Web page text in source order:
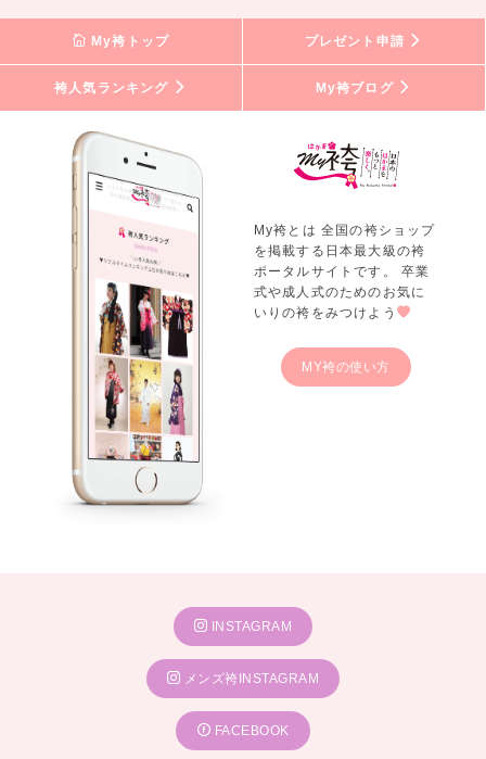
My袴トップ プレゼント申請
袴人気ランキング My袴ブログ
My袴とは 全国の袴ショップ
を掲載する日本最大級の袴
ポータルサイトです。 卒業
式や成人式のためのお気に
いりの袴をみつけよう
MY袴の使い方
INSTAGRAM
メンズ袴INSTAGRAM
FACEBOOK